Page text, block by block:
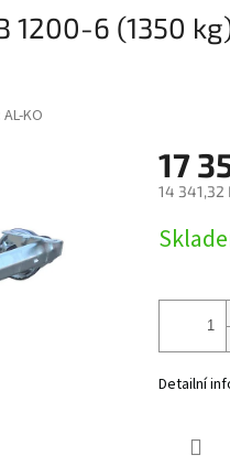
1200-6 (1350
AL-KO
17
14 341,32
cena:
Detailní